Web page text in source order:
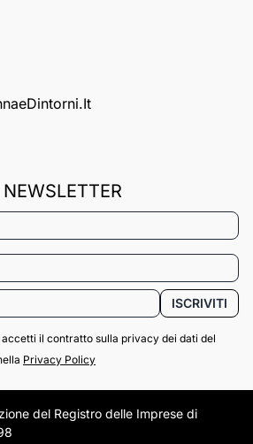
ISCRIVITI
il contratto sulla privacy dei dati del
Privacy Policy
del Registro delle Imprese di